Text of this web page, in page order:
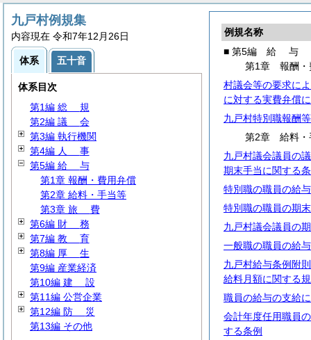
例規名称
■ 第5編 給 与
第1章 報酬・
村議会等の要求に
に対する実費弁償
九戸村特別職報酬
第2章 給料・
九戸村議会議員の
期末手当に関する
特別職の職員の給
特別職の職員の期
九戸村議会議員の
一般職の職員の給
九戸村給与条例附
給料月額に関する
職員の給与の支給
会計年度任用職員
する条例
九戸村例規集
内容現在 令和7年12月26日
体系 五十音
体系目次
第1編 総 規
第2編 議 会
第3編 執行機関
第4編 人 事
第5編 給 与
第1章 報酬・費用弁償
第2章 給料・手当等
第3章 旅 費
第6編 財 務
第7編 教 育
第8編 厚 生
第9編 産業経済
第10編 建 設
第11編 公営企業
第12編 防 災
第13編 その他